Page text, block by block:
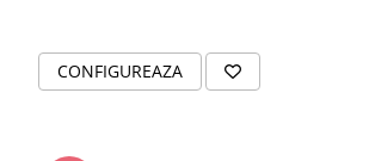
CONFIGUREAZA